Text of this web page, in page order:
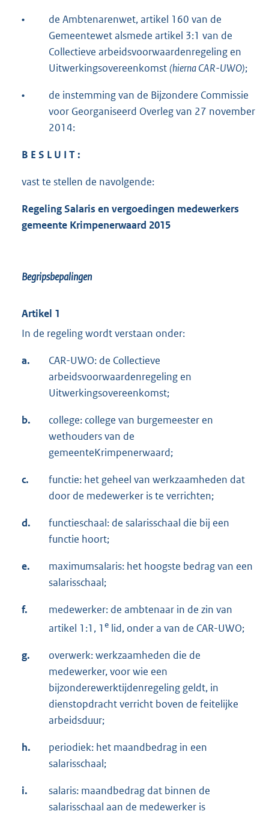
•
de Ambtenarenwet, artikel 160 van de
Gemeentewet alsmede artikel 3:1 van de
Collectieve arbeidsvoorwaardenregeling en
Uitwerkingsovereenkomst (hierna CAR-UWO);
•
de instemming van de Bijzondere Commissie
voor Georganiseerd Overleg van 27 november
2014:
B E S L U I T :
vast te stellen de navolgende:
RegelingSalaris en vergoedingen medewerkers
gemeente Krimpenerwaard 2015
Begripsbepalingen
Artikel 1
In de regeling wordt verstaan onder:
a.
CAR-UWO: de Collectieve
arbeidsvoorwaardenregeling en
Uitwerkingsovereenkomst;
b.
college: college van burgemeester en
wethouders van de
gemeenteKrimpenerwaard;
c.
functie: het geheel van werkzaamheden dat
door de medewerker is te verrichten;
d.
functieschaal: de salarisschaal die bij een
functie hoort;
e.
maximumsalaris: het hoogste bedrag van een
salarisschaal;
f.
medewerker: de ambtenaar in de zin van
artikel 1:1, 1 e lid, onder a van de CAR-UWO;
g.
overwerk: werkzaamheden die de
medewerker, voor wie een
bijzonderewerktijdenregeling geldt, in
dienstopdracht verricht boven de feitelijke
arbeidsduur;
h.
periodiek: het maandbedrag in een
salarisschaal;
i.
salaris: maandbedrag dat binnen de
salarisschaal aan de medewerker is